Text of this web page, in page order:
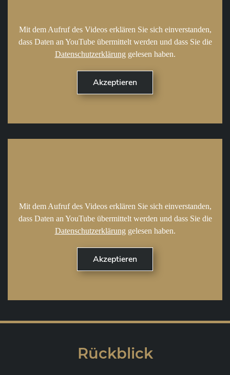
Mit dem Aufruf des Videos erklären Sie sich einverstanden,
dass Daten an YouTube übermittelt werden und dass Sie die
Datenschutzerklärung gelesen haben.
Mit dem Aufruf des Videos erklären Sie sich einverstanden,
dass Daten an YouTube übermittelt werden und dass Sie die
Datenschutzerklärung gelesen haben.
Rückblick